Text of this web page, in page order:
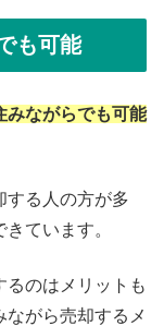
も可能
みながらでも可能
する人の方が多
ています。
るのはメリットも
がら売却するメ